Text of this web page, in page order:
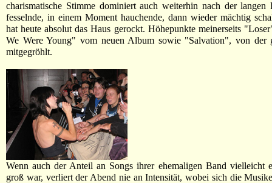
charismatische Stimme dominiert auch weiterhin nach der langen
fesselnde, in einem Moment hauchende, dann wieder mächtig
hat heute absolut das Haus gerockt. Höhepunkte meinerseits
We Were Young" vom neuen Album sowie "Salvation", von der
mitgegröhlt.
Wenn auch der Anteil an Songs ihrer ehemaligen Band vielleicht
groß war, verliert der Abend nie an Intensität, wobei sich die